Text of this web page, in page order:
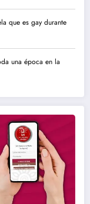
que es gay durante
una época en la